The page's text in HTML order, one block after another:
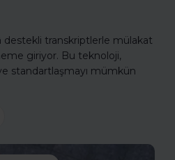
destekli transkriptlerle mülakat
giriyor. Bu teknoloji,
standartlaşmayı mümkün